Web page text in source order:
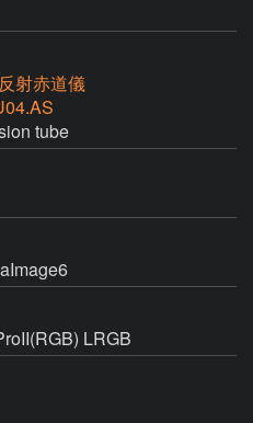
射赤道儀
tube
LRGB